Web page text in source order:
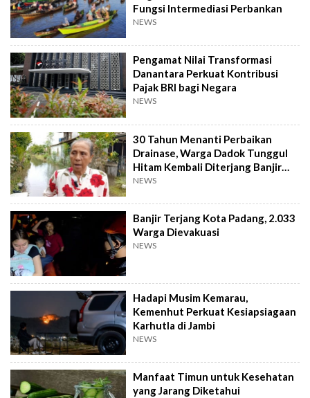
Fungsi Intermediasi Perbankan
NEWS
Pengamat Nilai Transformasi
Danantara Perkuat Kontribusi
Pajak BRI bagi Negara
NEWS
30 Tahun Menanti Perbaikan
Drainase, Warga Dadok Tunggul
Hitam Kembali Diterjang Banjir
Parah
NEWS
Banjir Terjang Kota Padang, 2.033
Warga Dievakuasi
NEWS
Hadapi Musim Kemarau,
Kemenhut Perkuat Kesiapsiagaan
Karhutla di Jambi
NEWS
Manfaat Timun untuk Kesehatan
yang Jarang Diketahui